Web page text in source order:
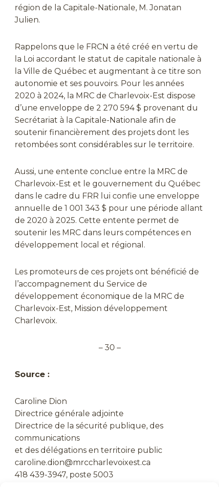
région de la Capitale-Nationale, M. Jonatan
Julien.
Rappelons que le FRCN a été créé en vertu de
la Loi accordant le statut de capitale nationale à
la Ville de Québec et augmentant à ce titre son
autonomie et ses pouvoirs. Pour les années
2020 à 2024, la MRC de Charlevoix-Est dispose
d’une enveloppe de 2 270 594 $ provenant du
Secrétariat à la Capitale-Nationale afin de
soutenir financièrement des projets dont les
retombées sont considérables sur le territoire.
Aussi, une entente conclue entre la MRC de
Charlevoix-Est et le gouvernement du Québec
dans le cadre du FRR lui confie une enveloppe
annuelle de 1 001 343 $ pour une période allant
de 2020 à 2025. Cette entente permet de
soutenir les MRC dans leurs compétences en
développement local et régional.
Les promoteurs de ces projets ont bénéficié de
l’accompagnement du Service de
développement économique de la MRC de
Charlevoix-Est, Mission développement
Charlevoix.
– 30 –
Source :
Caroline Dion
Directrice générale adjointe
Directrice de la sécurité publique, des
communications
et des délégations en territoire public
caroline.dion@mrccharlevoixest.ca
418 439-3947, poste 5003